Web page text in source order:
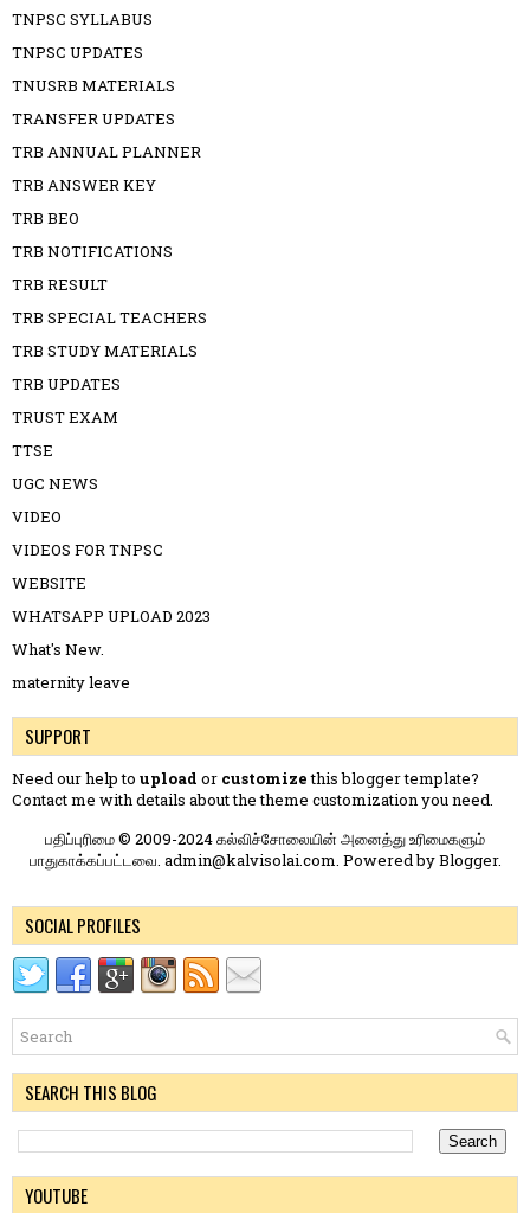
TNPSC SYLLABUS
TNPSC UPDATES
TNUSRB MATERIALS
TRANSFER UPDATES
TRB ANNUAL PLANNER
TRB ANSWER KEY
TRB BEO
TRB NOTIFICATIONS
TRB RESULT
TRB SPECIAL TEACHERS
TRB STUDY MATERIALS
TRB UPDATES
TRUST EXAM
TTSE
UGC NEWS
VIDEO
VIDEOS FOR TNPSC
WEBSITE
WHATSAPP UPLOAD 2023
What's New.
maternity leave
SUPPORT
Need our help to upload or customizethis blogger template?
Contact me with details about the theme customization you need.
பதிப்புரிமை © 2009-2024 கல்விச்சோலையின் அனைத்து உரிமைகளும்
பாதுகாக்கப்பட்டவை. admin@kalvisolai.com. Powered byBlogger.
SOCIAL PROFILES
SEARCH THIS BLOG
YOUTUBE